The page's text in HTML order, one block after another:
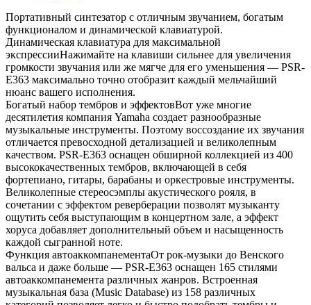
Портативный синтезатор с отличным звучанием, богатым
функционалом и динамической клавиатурой.
Динамическая клавиатура для максимальной
экспрессииНажимайте на клавиши сильнее для увеличения
громкости звучания или же мягче для его уменьшения — PSR-
E363 максимально точно отобразит каждый мельчайший
нюанс вашего исполнения.
Богатый набор тембров и эффектовВот уже многие
десятилетия компания Yamaha создает разнообразные
музыкальные инструменты. Поэтому воссоздание их звучания
отличается превосходной детализацией и великолепным
качеством. PSR-E363 оснащен обширной коллекцией из 400
высококачественных тембров, включающей в себя
фортепиано, гитары, барабаны и оркестровые инструменты.
Великолепные стереосэмплы акустического рояля, в
сочетании с эффектом реверберации позволят музыканту
ощутить себя выступающим в концертном зале, а эффект
хоруса добавляет дополнительный объем и насыщенность
каждой сыгранной ноте.
Функция автоаккомпанементаОт рок-музыки до Венского
вальса и даже больше — PSR-E363 оснащен 165 стилями
автоаккомпанемента различных жанров. Встроенная
музыкальная база (Music Database) из 158 различных